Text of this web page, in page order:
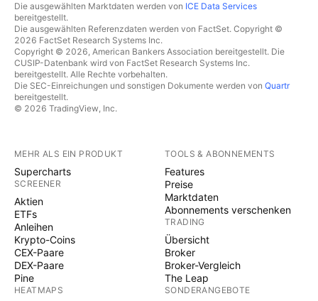
Die ausgewählten Marktdaten werden von ICE Data Services
bereitgestellt.
Die ausgewählten Referenzdaten werden von FactSet. Copyright ©
2026 FactSet Research Systems Inc.
Copyright © 2026, American Bankers Association bereitgestellt. Die
CUSIP-Datenbank wird von FactSet Research Systems Inc.
bereitgestellt. Alle Rechte vorbehalten.
Die SEC-Einreichungen und sonstigen Dokumente werden von Quartr
bereitgestellt.
© 2026 TradingView, Inc.
MEHR ALS EIN PRODUKT
Supercharts
SCREENER
Aktien
ETFs
Anleihen
Krypto-Coins
CEX-Paare
DEX-Paare
Pine
HEATMAPS
TOOLS & ABONNEMENTS
Features
Preise
Marktdaten
Abonnements verschenken
TRADING
Übersicht
Broker
Broker-Vergleich
The Leap
SONDERANGEBOTE